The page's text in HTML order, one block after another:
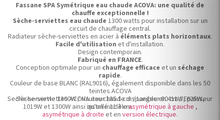
Fassane SPA Symétrique eau chaude ACOVA: une qualité de
chauffe exceptionnelle !
Sèche-serviettes eau chaude 1300 watts pour installation sur un
circuit de chauffage central.
Radiateur sèche-serviettes en acier à éléments plats horizontaux.
Facile d'utilisation et d'installation.
Design contemporain.
Fabriqué en FRANCE.
Conception optimale pour un chauffage efficace et un séchage
rapide.
Couleur de base BLANC (RAL9016), également disponible dans les 50
teintes ACOVA
Seche-serviette 1300W / Hauteur 185.1 cm / Largeur 80 cm / Epaisseur
installé 11.3 cm.
Sèche-serviettes ACOVA eau chaude disponible en 411W, 625W,
1019W et 1300W ainsi qu'en modèleasymétrique à gauche ,
asymétrique à droite et en version électrique.